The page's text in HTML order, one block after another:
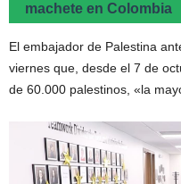
machete en Colombia
El embajador de Palestina
viernes que, desde el 7 de
de 60.000 palestinos, «la